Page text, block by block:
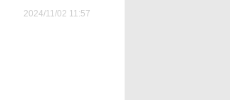
2024/11/02 11:57